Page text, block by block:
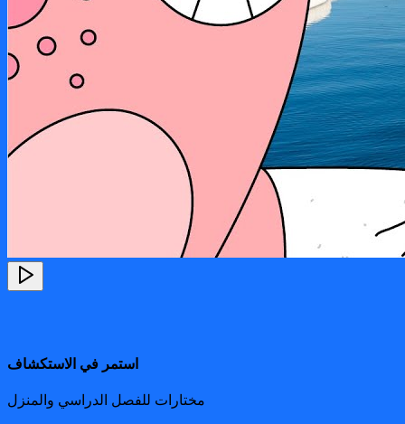
استمر في الاستكشاف
مختارات للفصل الدراسي والمنزل